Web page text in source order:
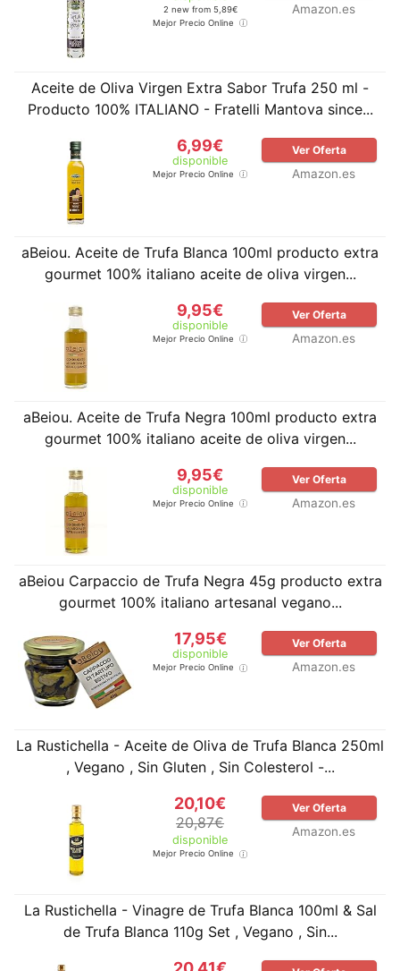
2 new from 5,89€
Mejor Precio Online
Amazon.es
Aceite de Oliva Virgen Extra Sabor Trufa 250 ml -
Producto 100% ITALIANO - Fratelli Mantova since...
6,99€
disponible
Mejor Precio Online
Ver Oferta
Amazon.es
aBeiou. Aceite de Trufa Blanca 100ml producto extra
gourmet 100% italiano aceite de oliva virgen...
9,95€
disponible
Mejor Precio Online
Ver Oferta
Amazon.es
aBeiou. Aceite de Trufa Negra 100ml producto extra
gourmet 100% italiano aceite de oliva virgen...
9,95€
disponible
Mejor Precio Online
Ver Oferta
Amazon.es
aBeiou Carpaccio de Trufa Negra 45g producto extra
gourmet 100% italiano artesanal vegano...
17,95€
disponible
Mejor Precio Online
Ver Oferta
Amazon.es
La Rustichella - Aceite de Oliva de Trufa Blanca 250ml
, Vegano , Sin Gluten , Sin Colesterol -...
20,10€
20,87€
disponible
Mejor Precio Online
Ver Oferta
Amazon.es
La Rustichella - Vinagre de Trufa Blanca 100ml & Sal
de Trufa Blanca 110g Set , Vegano , Sin...